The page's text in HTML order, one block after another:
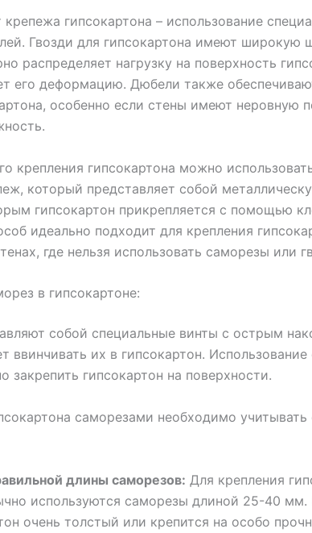
гипсокартона – использование
Гвозди для гипсокартона имеют широкую
распределяет нагрузку на поверхность
его деформацию. Дюбели также
особенно если стены имеют неровную
крепления гипсокартона можно
который представляет собой
гипсокартон прикрепляется с помощью
идеально подходит для крепления
где нельзя использовать саморезы или
в гипсокартоне:
собой специальные винты с острым
ввинчивать их в гипсокартон.
закрепить гипсокартон на поверхности.
саморезами необходимо
длины саморезов: Для крепления
используются саморезы длиной 25-40 мм.
очень толстый или крепится на особо